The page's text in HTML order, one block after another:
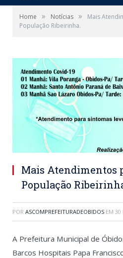
Home » Notícias »
Mais
População Ribeirinha.
Mais Atendimentos
População
POR ASCOMPREFEITURADEOBIDOS EM 30
A Prefeitura Municipal de
Barcos Hospitais Papa